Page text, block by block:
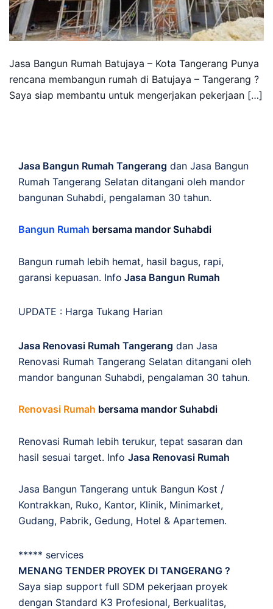
Jasa Bangun Rumah Batujaya – Kota Tangerang Punya
rencana membangun rumah di Batujaya – Tangerang ?
Saya siap membantu untuk mengerjakan pekerjaan […]
Jasa Bangun Rumah Tangerang dan Jasa Bangun
Rumah Tangerang Selatan ditangani oleh mandor
bangunan Suhabdi, pengalaman 30 tahun.
Bangun Rumah bersama mandor Suhabdi
Bangun rumah lebih hemat, hasil bagus, rapi,
garansi kepuasan. Info Jasa Bangun Rumah
UPDATE : Harga Tukang Harian
Jasa Renovasi Rumah Tangerang dan Jasa
Renovasi Rumah Tangerang Selatan ditangani oleh
mandor bangunan Suhabdi, pengalaman 30 tahun.
Renovasi Rumah bersama mandor Suhabdi
Renovasi Rumah lebih terukur, tepat sasaran dan
hasil sesuai target. Info Jasa Renovasi Rumah
Jasa Bangun Tangerang untuk Bangun Kost /
Kontrakkan, Ruko, Kantor, Klinik, Minimarket,
Gudang, Pabrik, Gedung, Hotel & Apartemen.
***** services
MENANG TENDER PROYEK DI TANGERANG ?
Saya siap support full SDM pekerjaan proyek
dengan Standard K3 Profesional, Berkualitas,